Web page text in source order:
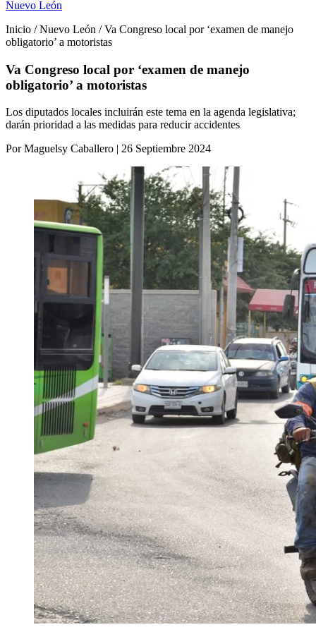
Nuevo León
Inicio / Nuevo León / Va Congreso local por ‘examen de manejo
obligatorio’ a motoristas
Va Congreso local por ‘examen de manejo
obligatorio’ a motoristas
Los diputados locales incluirán este tema en la agenda legislativa;
darán prioridad a las medidas para reducir accidentes
Por Maguelsy Caballero | 26 Septiembre 2024